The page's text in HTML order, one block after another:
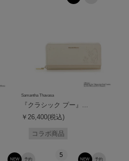
Samantha Thavasa
『クラシック プー』...
￥26,400(税込)
コラボ商品
予約
NEW
5
予約
NEW